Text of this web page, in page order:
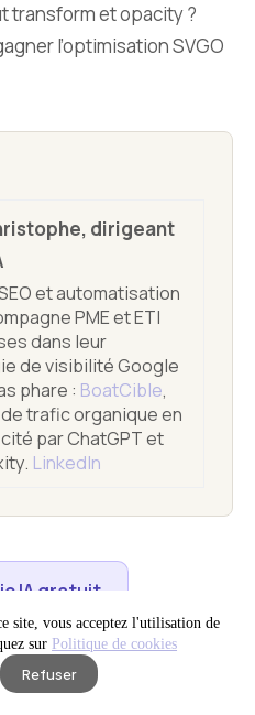
site, vous acceptez l'utilisation de
sur Politique de cookies
Refuser
transform et opacity ?
l’optimisation SVGO
dirigeant
et automatisation
PME et ETI
dans leur
de visibilité Google
phare : BoatCible,
de trafic organique en
par ChatGPT et
LinkedIn
IA gratuit
écrire
visible